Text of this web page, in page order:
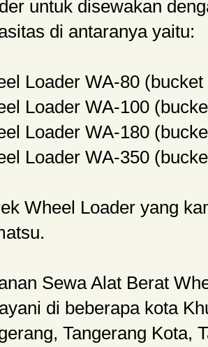
untuk disewakan
di antaranya yaitu:
Loader WA-80
Loader WA-100
Loader WA-180
Loader WA-350
Wheel Loader yang
Sewa Alat Berat
di beberapa kota
Tangerang Kota,